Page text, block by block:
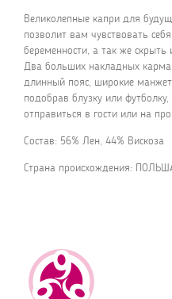
Великолепные капри для
позволит вам чувствовать
беременности, а так же скрыть
Два больших накладных
длинный пояс, широкие
подобрав блузку или
отправиться в гости или на
Состав: 56% Лен, 44% Вискоза
Страна происхождения: